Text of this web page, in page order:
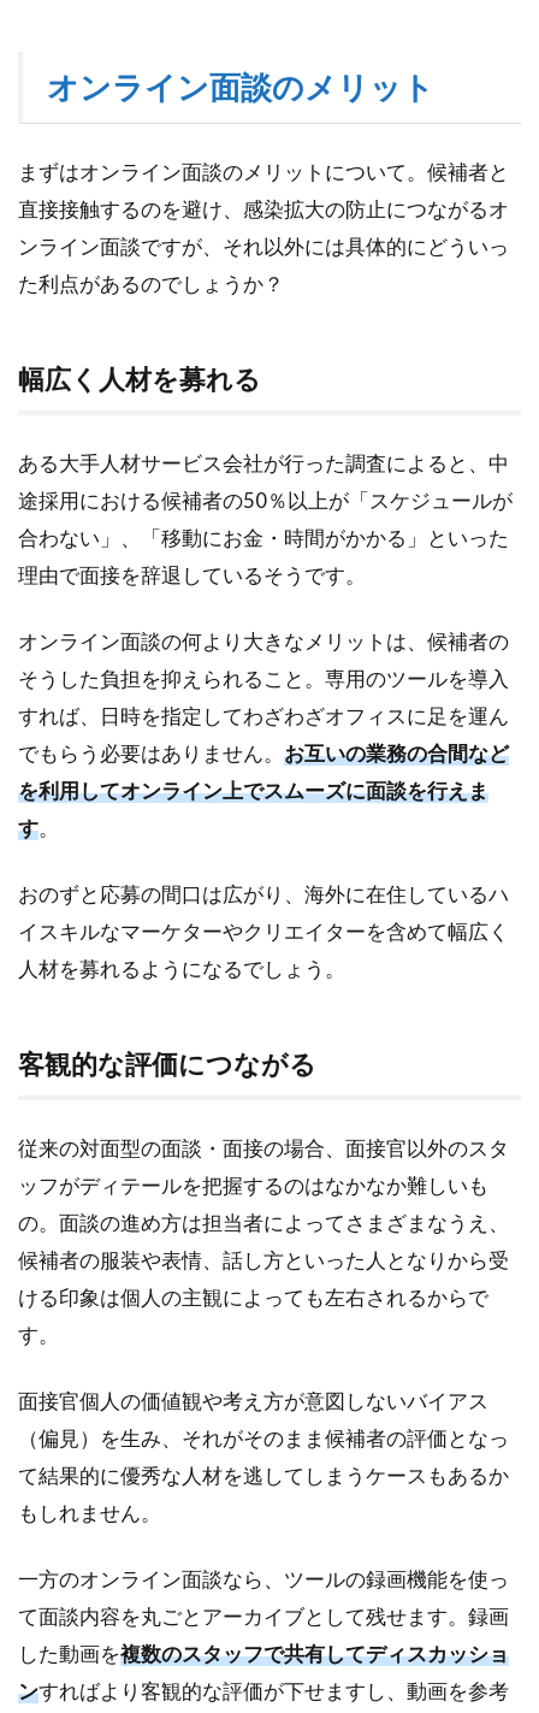
イ
談
の
メ
リ
ト
幅広
く人
る
1.2
客観
的な
評価
なが
2
ン
ラ
ン
談
進
め
ツー
機器
の準
備
2.2
テス
ト
3
お
す
す
め
の
ン
ラ
イ
ン
面
談
オンライン面談のメリット
まずはオンライン面談のメリットについて。候補者と
直接接触するのを避け、感染拡大の防止につながるオ
ンライン面談ですが、それ以外には具体的にどういっ
た利点があるのでしょうか？
幅広く人材を募れる
ある大手人材サービス会社が行った調査によると、中
途採用における候補者の50％以上が「スケジュールが
合わない」、「移動にお金・時間がかかる」といった
理由で面接を辞退しているそうです。
オンライン面談の何より大きなメリットは、候補者の
そうした負担を抑えられること。専用のツールを導入
すれば、日時を指定してわざわざオフィスに足を運ん
でもらう必要はありません。 お互いの業務の合間など
を利用してオンライン上でスムーズに面談を行えま
す。
おのずと応募の間口は広がり、海外に在住しているハ
イスキルなマーケターやクリエイターを含めて幅広く
人材を募れるようになるでしょう。
客観的な評価につながる
従来の対面型の面談・面接の場合、面接官以外のスタ
ッフがディテールを把握するのはなかなか難しいも
の。面談の進め方は担当者によってさまざまなうえ、
候補者の服装や表情、話し方といった人となりから受
ける印象は個人の主観によっても左右されるからで
す。
面接官個人の価値観や考え方が意図しないバイアス
（偏見）を生み、それがそのまま候補者の評価となっ
て結果的に優秀な人材を逃してしまうケースもあるか
もしれません。
一方のオンライン面談なら、ツールの録画機能を使っ
て面談内容を丸ごとアーカイブとして残せます。録画
した動画を複数のスタッフで共有してディスカッショ
ンすればより客観的な評価が下せますし、動画を参考